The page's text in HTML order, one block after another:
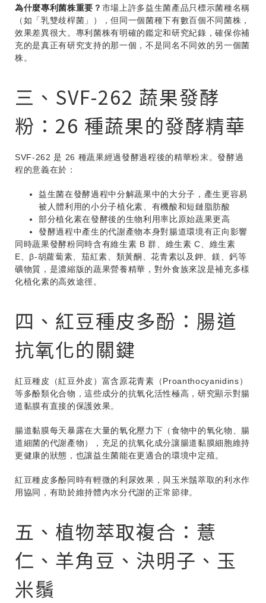
為什麼專利菌株重要？ 市場上許多益生菌產品只標示菌種名稱
（如「乳雙歧桿菌」），但同一個菌種下有數百個不同菌株，
效果差異很大。專利菌株有明確的鑑定和研究紀錄，確保你補
充的是真正有研究支持的那一個，不是同名不同效的另一個菌
株。
三、SVF-262 蔬果發酵
粉：26 種蔬果的發酵精華
SVF-262 是 26 種蔬果經過發酵過程後的精華粉末。發酵過
程的意義在於：
益生菌在發酵過程中分解蔬果中的大分子，產生更容易
被人體利用的小分子植化素、有機酸和短鏈脂肪酸
部分植化素在發酵後的生物利用率比原始蔬果更高
發酵過程中產生的代謝產物本身對腸道環境有正向影響
同時蔬果發酵粉同時含有維生素 B 群、維生素 C、維生素
E、β-胡蘿蔔素、茄紅素、類黃酮、花青素以及鉀、鎂、鈣等
礦物質，是濃縮版的蔬果營養精華，對外食族來說是補充多樣
化植化素的高效途徑。
四、紅豆種皮多酚：腸道
抗氧化的關鍵
紅豆種皮（紅豆外皮）富含原花青素（Proanthocyanidins）
等多酚類化合物，這些成分的抗氧化活性極高，研究顯示對腸
道黏膜有直接的保護效果。
腸道黏膜每天暴露在大量的氧化壓力下（食物中的氧化物、腸
道細菌的代謝產物），充足的抗氧化成分讓腸道黏膜細胞維持
更健康的狀態，也讓益生菌能在更適合的環境中定殖。
紅豆種皮多酚同時有輕微的利尿效果，與玉米鬚萃取的利水作
用協同，有助於維持體內水分代謝的正常節律。
五、植物萃取複合：薏
仁、羊角豆、決明子、玉
米鬚